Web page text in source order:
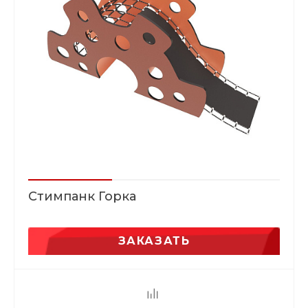
Стимпанк Горка
ЗАКАЗАТЬ